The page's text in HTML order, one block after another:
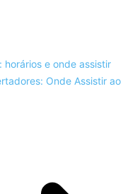
e onde assistir
Onde Assistir ao